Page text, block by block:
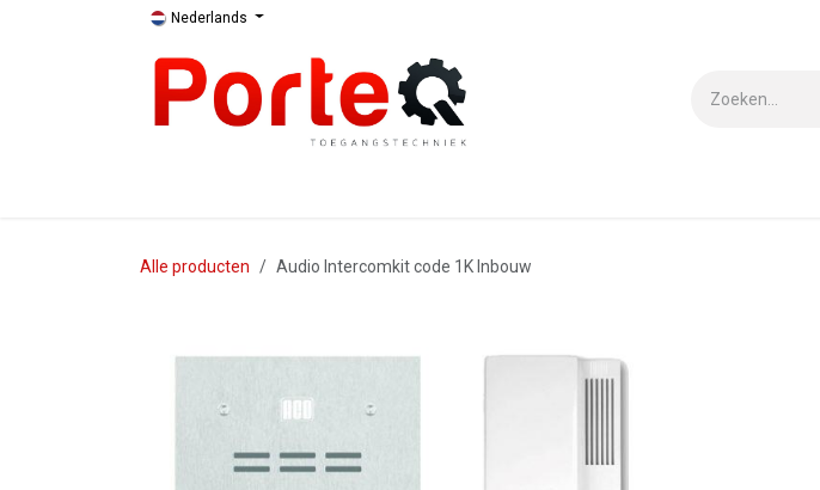
Overslaan naar inhoud Nederlands
Alle producten Audio Intercomkit code 1K Inbouw